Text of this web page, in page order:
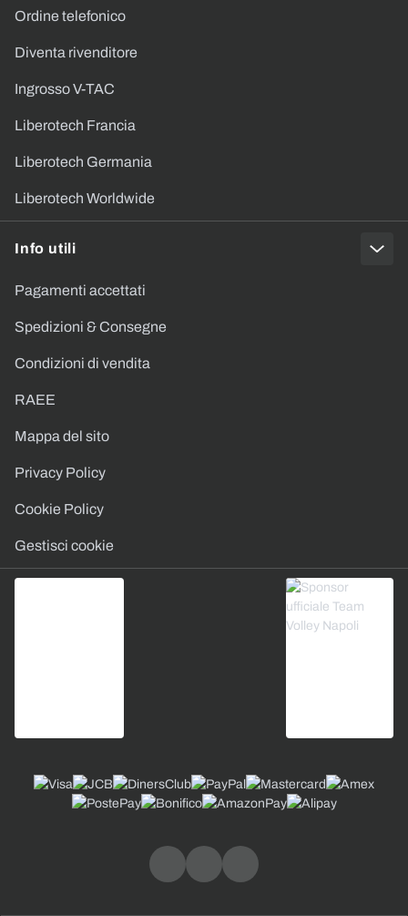
Ordine telefonico
Diventa rivenditore
Ingrosso V-TAC
Liberotech Francia
Liberotech Germania
Liberotech Worldwide
Info utili
Pagamenti accettati
Spedizioni & Consegne
Condizioni di vendita
RAEE
Mappa del sito
Privacy Policy
Cookie Policy
Gestisci cookie